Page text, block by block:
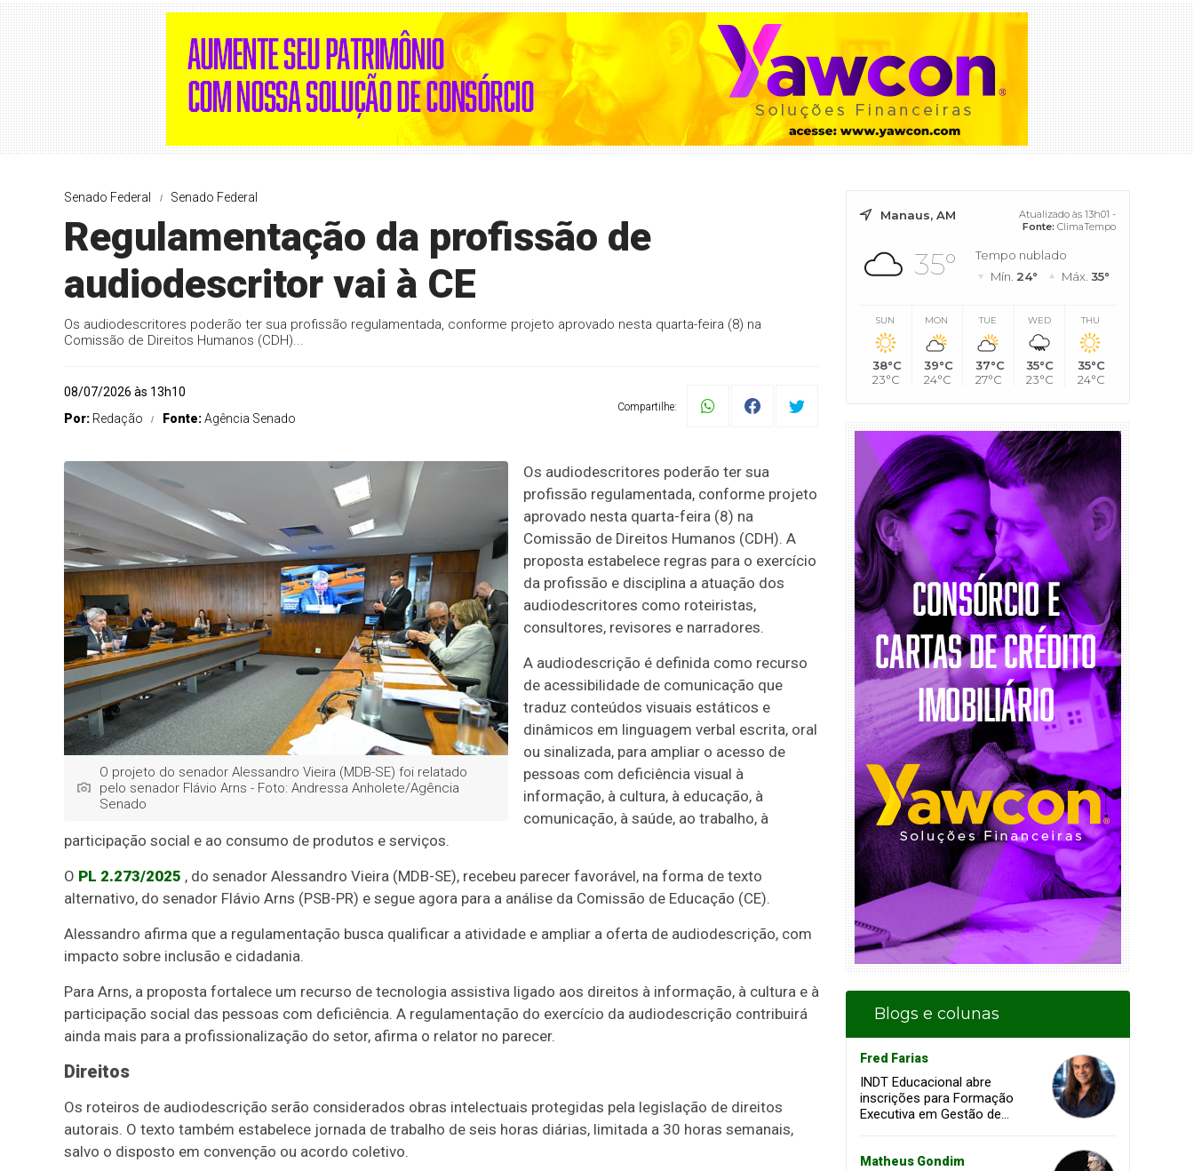
Senado Federal Senado Federal
Regulamentação da profissão de
audiodescritor vai à CE
Os audiodescritores poderão ter sua profissão regulamentada, conforme projeto aprovado nesta quarta-feira (8) na
Comissão de Direitos Humanos (CDH)...
08/07/2026 às 13h10
Por: Redação Fonte:Agência Senado
Compartilhe:
O projeto do senador Alessandro Vieira (MDB-SE) foi relatado
pelo senador Flávio Arns - Foto: Andressa Anholete/Agência
Senado
Os audiodescritores poderão ter sua
profissão regulamentada, conforme projeto
aprovado nesta quarta-feira (8) na
Comissão de Direitos Humanos (CDH). A
proposta estabelece regras para o exercício
da profissão e disciplina a atuação dos
audiodescritores como roteiristas,
consultores, revisores e narradores.
A audiodescrição é definida como recurso
de acessibilidade de comunicação que
traduz conteúdos visuais estáticos e
dinâmicos em linguagem verbal escrita, oral
ou sinalizada, para ampliar o acesso de
pessoas com deficiência visual à
informação, à cultura, à educação, à
comunicação, à saúde, ao trabalho, à
participação social e ao consumo de produtos e serviços.
O PL 2.273/2025 , do senador Alessandro Vieira (MDB-SE), recebeu parecer favorável, na forma de texto
alternativo, do senador Flávio Arns (PSB-PR) e segue agora para a análise da Comissão de Educação (CE).
Alessandro afirma que a regulamentação busca qualificar a atividade e ampliar a oferta de audiodescrição, com
impacto sobre inclusão e cidadania.
Para Arns, a proposta fortalece um recurso de tecnologia assistiva ligado aos direitos à informação, à cultura e à
participação social das pessoas com deficiência. A regulamentação do exercício da audiodescrição contribuirá
ainda mais para a profissionalização do setor, afirma o relator no parecer.
Direitos
Os roteiros de audiodescrição serão considerados obras intelectuais protegidas pela legislação de direitos
autorais. O texto também estabelece jornada de trabalho de seis horas diárias, limitada a 30 horas semanais,
salvo o disposto em convenção ou acordo coletivo.
Manaus, AM
Atualizado às 13h01 -
Fonte: ClimaTempo
35°
Tempo nublado
Mín. 24° Máx. 35°
SUN
38°C
23°C
MON
39°C
24°C
TUE
37°C
27°C
WED
35°C
23°C
THU
35°C
24°C
Blogs e colunas
Fred Farias
INDT Educacional abre
inscrições para Formação
Executiva em Gestão de
inovação
Matheus Gondim